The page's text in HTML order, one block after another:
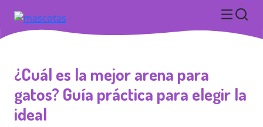
¿Cuál es la mejor arena para
gatos? Guía práctica para elegir la
ideal